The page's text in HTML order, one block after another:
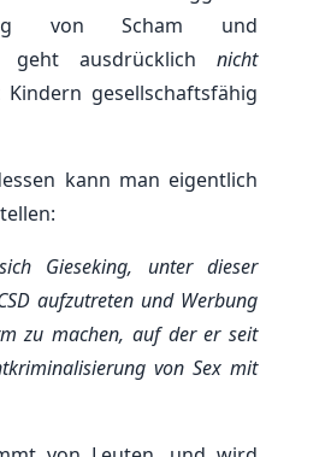
von Scham und
geht ausdrücklich nicht
gesellschaftsfähig
kann man eigentlich
Gieseking, unter dieser
aufzutreten und Werbung
zu machen, auf der er seit
von Sex mit